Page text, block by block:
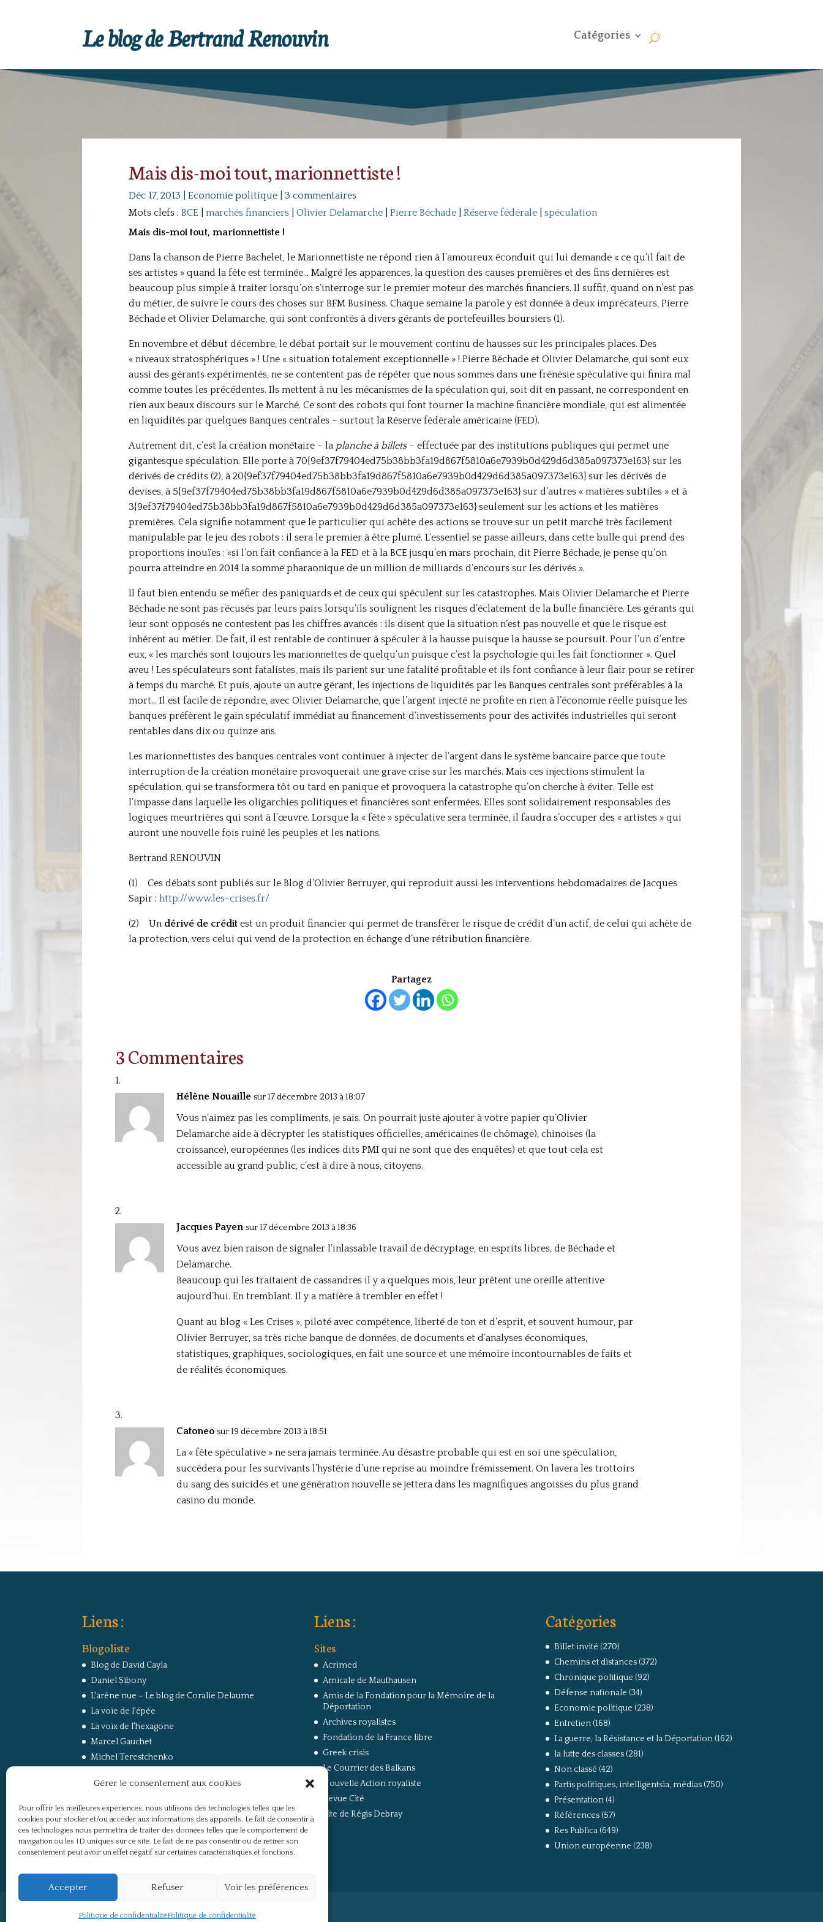
Gérer le consentement aux cookies
Pour offrir les meilleures expériences, nous utilisons des technologies telles que les
cookies pour stocker et/ou accéder aux informations des appareils. Le fait de consentir à
ces technologies nous permettra de traiter des données telles que le comportement de
navigation ou les ID uniques sur ce site. Le fait de ne pas consentir ou de retirer son
consentement peut avoir un effet négatif sur certaines caractéristiques et fonctions.
Accepter Refuser Voir les préférences
Politique de confidentialitéPolitique de confidentialité
Le blog de Bertrand Renouvin Catégories
Mais dis-moi tout, marionnettiste !
Déc 17, 2013 Economie politique| 3 commentaires
Mots clefs : BCE| marchés financiers| Olivier Delamarche| Pierre Béchade| Réserve fédérale| spéculation
Mais dis-moi tout, marionnettiste !
Dans la chanson de Pierre Bachelet, le Marionnettiste ne répond rien à l’amoureux éconduit qui lui demande « ce qu’il fait de
ses artistes » quand la fête est terminée… Malgré les apparences, la question des causes premières et des fins dernières est
beaucoup plus simple à traiter lorsqu’on s’interroge sur le premier moteur des marchés financiers. Il suffit, quand on n’est pas
du métier, de suivre le cours des choses sur BFM Business. Chaque semaine la parole y est donnée à deux imprécateurs, Pierre
Béchade et Olivier Delamarche, qui sont confrontés à divers gérants de portefeuilles boursiers (1).
En novembre et début décembre, le débat portait sur le mouvement continu de hausses sur les principales places. Des
« niveaux stratosphériques » ! Une « situation totalement exceptionnelle » ! Pierre Béchade et Olivier Delamarche, qui sont eux
aussi des gérants expérimentés, ne se contentent pas de répéter que nous sommes dans une frénésie spéculative qui finira mal
comme toutes les précédentes. Ils mettent à nu les mécanismes de la spéculation qui, soit dit en passant, ne correspondent en
rien aux beaux discours sur le Marché. Ce sont des robots qui font tourner la machine financière mondiale, qui est alimentée
en liquidités par quelques Banques centrales – surtout la Réserve fédérale américaine (FED).
Autrement dit, c’est la création monétaire – la planche à billets– effectuée par des institutions publiques qui permet une
gigantesque spéculation. Elle porte à 70{9ef37f79404ed75b38bb3fa19d867f5810a6e7939b0d429d6d385a097373e163} sur les
dérivés de crédits (2), à 20{9ef37f79404ed75b38bb3fa19d867f5810a6e7939b0d429d6d385a097373e163} sur les dérivés de
devises, à 5{9ef37f79404ed75b38bb3fa19d867f5810a6e7939b0d429d6d385a097373e163} sur d’autres « matières subtiles » et à
3{9ef37f79404ed75b38bb3fa19d867f5810a6e7939b0d429d6d385a097373e163} seulement sur les actions et les matières
premières. Cela signifie notamment que le particulier qui achète des actions se trouve sur un petit marché très facilement
manipulable par le jeu des robots : il sera le premier à être plumé. L’essentiel se passe ailleurs, dans cette bulle qui prend des
proportions inouïes : «si l’on fait confiance à la FED et à la BCE jusqu’en mars prochain, dit Pierre Béchade, je pense qu’on
pourra atteindre en 2014 la somme pharaonique de un million de milliards d’encours sur les dérivés ».
Il faut bien entendu se méfier des paniquards et de ceux qui spéculent sur les catastrophes. Mais Olivier Delamarche et Pierre
Béchade ne sont pas récusés par leurs pairs lorsqu’ils soulignent les risques d’éclatement de la bulle financière. Les gérants qui
leur sont opposés ne contestent pas les chiffres avancés : ils disent que la situation n’est pas nouvelle et que le risque est
inhérent au métier. De fait, il est rentable de continuer à spéculer à la hausse puisque la hausse se poursuit. Pour l’un d’entre
eux, « les marchés sont toujours les marionnettes de quelqu’un puisque c’est la psychologie qui les fait fonctionner ». Quel
aveu ! Les spéculateurs sont fatalistes, mais ils parient sur une fatalité profitable et ils font confiance à leur flair pour se retirer
à temps du marché. Et puis, ajoute un autre gérant, les injections de liquidités par les Banques centrales sont préférables à la
mort… Il est facile de répondre, avec Olivier Delamarche, que l’argent injecté ne profite en rien à l’économie réelle puisque les
banques préfèrent le gain spéculatif immédiat au financement d’investissements pour des activités industrielles qui seront
rentables dans dix ou quinze ans.
Les marionnettistes des banques centrales vont continuer à injecter de l’argent dans le système bancaire parce que toute
interruption de la création monétaire provoquerait une grave crise sur les marchés. Mais ces injections stimulent la
spéculation, qui se transformera tôt ou tard en panique et provoquera la catastrophe qu’on cherche à éviter. Telle est
l’impasse dans laquelle les oligarchies politiques et financières sont enfermées. Elles sont solidairement responsables des
logiques meurtrières qui sont à l’œuvre. Lorsque la « fête » spéculative sera terminée, il faudra s’occuper des « artistes » qui
auront une nouvelle fois ruiné les peuples et les nations.
Bertrand RENOUVIN
(1) Ces débats sont publiés sur le Blog d’Olivier Berruyer, qui reproduit aussi les interventions hebdomadaires de Jacques
Sapir : http://www.les-crises.fr/
(2) Un dérivé de créditest un produit financier qui permet de transférer le risque de crédit d’un actif, de celui qui achète de
la protection, vers celui qui vend de la protection en échange d’une rétribution financière.
Partagez
3 Commentaires
Hélène Nouaille sur 17 décembre 2013 à 18:07
Vous n’aimez pas les compliments, je sais. On pourrait juste ajouter à votre papier qu’Olivier
Delamarche aide à décrypter les statistiques officielles, américaines (le chômage), chinoises (la
croissance), européennes (les indices dits PMI qui ne sont que des enquêtes) et que tout cela est
accessible au grand public, c’est à dire à nous, citoyens.
Jacques Payen sur 17 décembre 2013 à 18:36
Vous avez bien raison de signaler l’inlassable travail de décryptage, en esprits libres, de Béchade et
Delamarche.
Beaucoup qui les traitaient de cassandres il y a quelques mois, leur prêtent une oreille attentive
aujourd’hui. En tremblant. Il y a matière à trembler en effet !
Quant au blog « Les Crises », piloté avec compétence, liberté de ton et d’esprit, et souvent humour, par
Olivier Berruyer, sa très riche banque de données, de documents et d’analyses économiques,
statistiques, graphiques, sociologiques, en fait une source et une mémoire incontournables de faits et
de réalités économiques.
Catoneo sur 19 décembre 2013 à 18:51
La « fête spéculative » ne sera jamais terminée. Au désastre probable qui est en soi une spéculation,
succédera pour les survivants l’hystérie d’une reprise au moindre frémissement. On lavera les trottoirs
du sang des suicidés et une génération nouvelle se jettera dans les magnifiques angoisses du plus grand
casino du monde.
Liens :
Blogoliste
Blog de David Cayla
Daniel Sibony
L'arêne nue – Le blog de Coralie Delaume
La voie de l'épée
La voix de l'hexagone
Marcel Gauchet
Michel Terestchenko
RussEurope – Le Carnet de Jacques Sapir sur la
Secret Défense
Un regard sur la Russie
Liens :
Sites
Acrimed
Amicale de Mauthausen
Amis de la Fondation pour la Mémoire de la
Déportation
Archives royalistes
Fondation de la France libre
Greek crisis
Le Courrier des Balkans
Nouvelle Action royaliste
Revue Cité
Site de Régis Debray
Catégories
Billet invité (270)
Chemins et distances(372)
Chronique politique (92)
Défense nationale (34)
Economie politique (238)
Entretien(168)
La guerre, la Résistance et la Déportation(162)
la lutte des classes(281)
Non classé (42)
Partis politiques, intelligentsia, médias(750)
Présentation(4)
Références(57)
Res Publica(649)
Union européenne (238)